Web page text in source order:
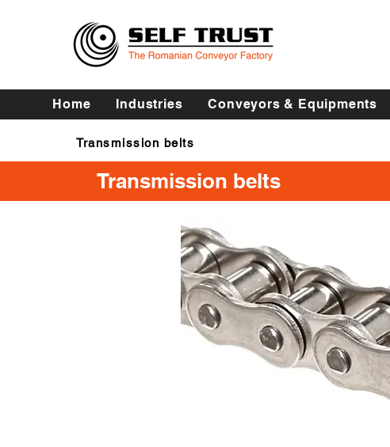
Home Industries Conveyors & Equipments
Transmission belts
Transmission belts
Transmission belts